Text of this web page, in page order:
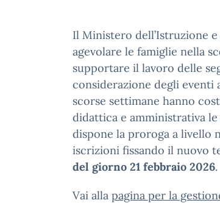
Il Ministero dell’Istruzione
agevolare le famiglie nella
supportare il lavoro delle
considerazione degli
scorse settimane hanno
didattica e amministrativa
dispone la proroga a livello
iscrizioni fissando il nuovo
del giorno 21 febbraio 2026.
Vai alla pagina per la